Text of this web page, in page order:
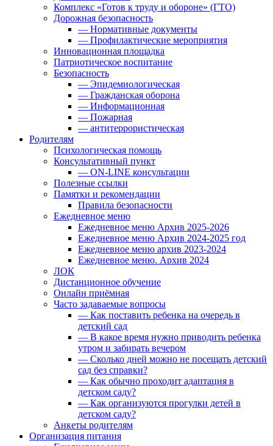
Комплекс «Готов к труду и обороне» (ГТО)
Дорожная безопасность
— Нормативные документы
— Профилактические мероприятия
Инновационная площадка
Патриотическое воспитание
Безопасность
— Эпидемиологическая
— Гражданская оборона
— Информационная
— Пожарная
— антитеррористическая
Родителям
Психологическая помощь
Консультативный пункт
— ON-LINE консультации
Полезные ссылки
Памятки и рекомендации
Правила безопасности
Ежедневное меню
Ежедневное меню Архив 2025-2026
Ежедневное меню Архив 2024-2025 год
Ежедневное меню архив 2023-2024
Ежедневное меню. Архив 2024
ЛОК
Дистанционное обучение
Онлайн приёмная
Часто задаваемые вопросы
— Как поставить ребенка на очередь в
детский сад
— В какое время нужно приводить ребенка
утром и забирать вечером
— Сколько дней можно не посещать детский
сад без справки?
— Как обычно проходит адаптация в
детском саду?
— Как организуются прогулки детей в
детском саду?
Анкеты родителям
Организация питания